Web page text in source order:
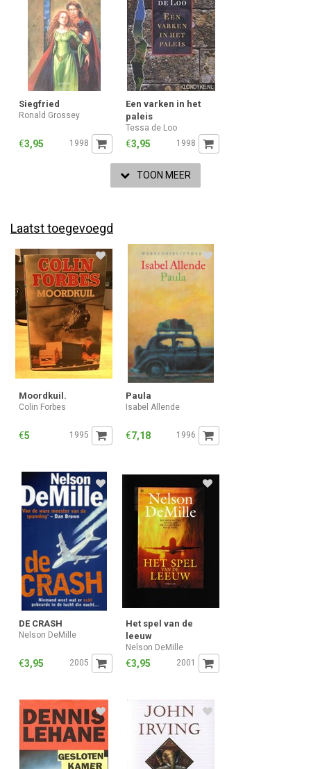
Siegfried
Ronald Grossey
€3,95 1998
Een varken in het
paleis
Tessa de Loo
€3,95 1998
TOON MEER
Laatst toegevoegd
Moordkuil.
Colin Forbes
€5 1995
Paula
Isabel Allende
€7,18 1996
DE CRASH
Nelson DeMille
€3,95 2005
Het spel van de
leeuw
Nelson DeMille
€3,95 2001